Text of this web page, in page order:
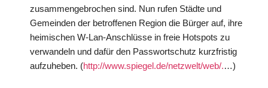
zusammengebrochen sind. Nun rufen Städte und
Gemeinden der betroffenen Region die Bürger auf, ihre
heimischen W-Lan-Anschlüsse in freie Hotspots zu
verwandeln und dafür den Passwortschutz kurzfristig
aufzuheben. (http://www.spiegel.de/netzwelt/web/.…)